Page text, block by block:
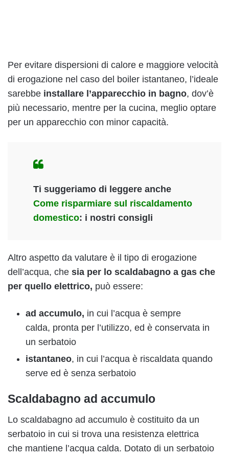
Per evitare dispersioni di calore e maggiore velocità
di erogazione nel caso del boiler istantaneo, l’ideale
sarebbe installare l’apparecchio in bagno, dov’è
più necessario, mentre per la cucina, meglio optare
per un apparecchio con minor capacità.
Ti suggeriamo di leggere anche
Come risparmiare sul riscaldamento
domestico: i nostri consigli
Altro aspetto da valutare è il tipo di erogazione
dell’acqua, che sia per lo scaldabagno a gas che
per quello elettrico, può essere:
ad accumulo, in cui l’acqua è sempre
calda, pronta per l’utilizzo, ed è conservata in
un serbatoio
istantaneo, in cui l’acqua è riscaldata quando
serve ed è senza serbatoio
Scaldabagno ad accumulo
Lo scaldabagno ad accumulo è costituito da un
serbatoio in cui si trova una resistenza elettrica
che mantiene l’acqua calda. Dotato di un serbatoio